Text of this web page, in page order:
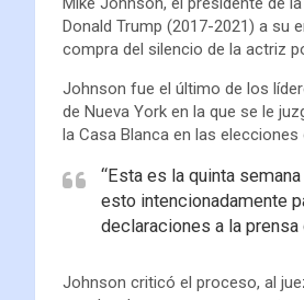
Donald Trump (2017-2021) a su
compra del silencio de la actriz
Johnson fue el último de los
de Nueva York en la que se le
la Casa Blanca en las elecciones
“Esta es la quinta
esto intencionadamente
declaraciones a la
Johnson criticó el proceso, al